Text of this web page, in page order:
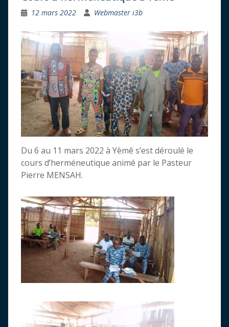
12 mars 2022 Webmaster i3b
Du 6 au 11 mars 2022 à Yèmê s’est déroulé le
cours d’herméneutique animé par le Pasteur
Pierre MENSAH.